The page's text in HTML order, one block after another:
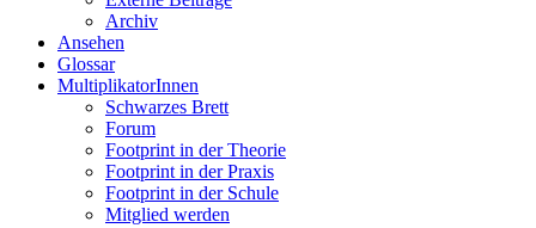
Archiv
Ansehen
Glossar
MultiplikatorInnen
Schwarzes Brett
Forum
Footprint in der Theorie
Footprint in der Praxis
Footprint in der Schule
Mitglied werden